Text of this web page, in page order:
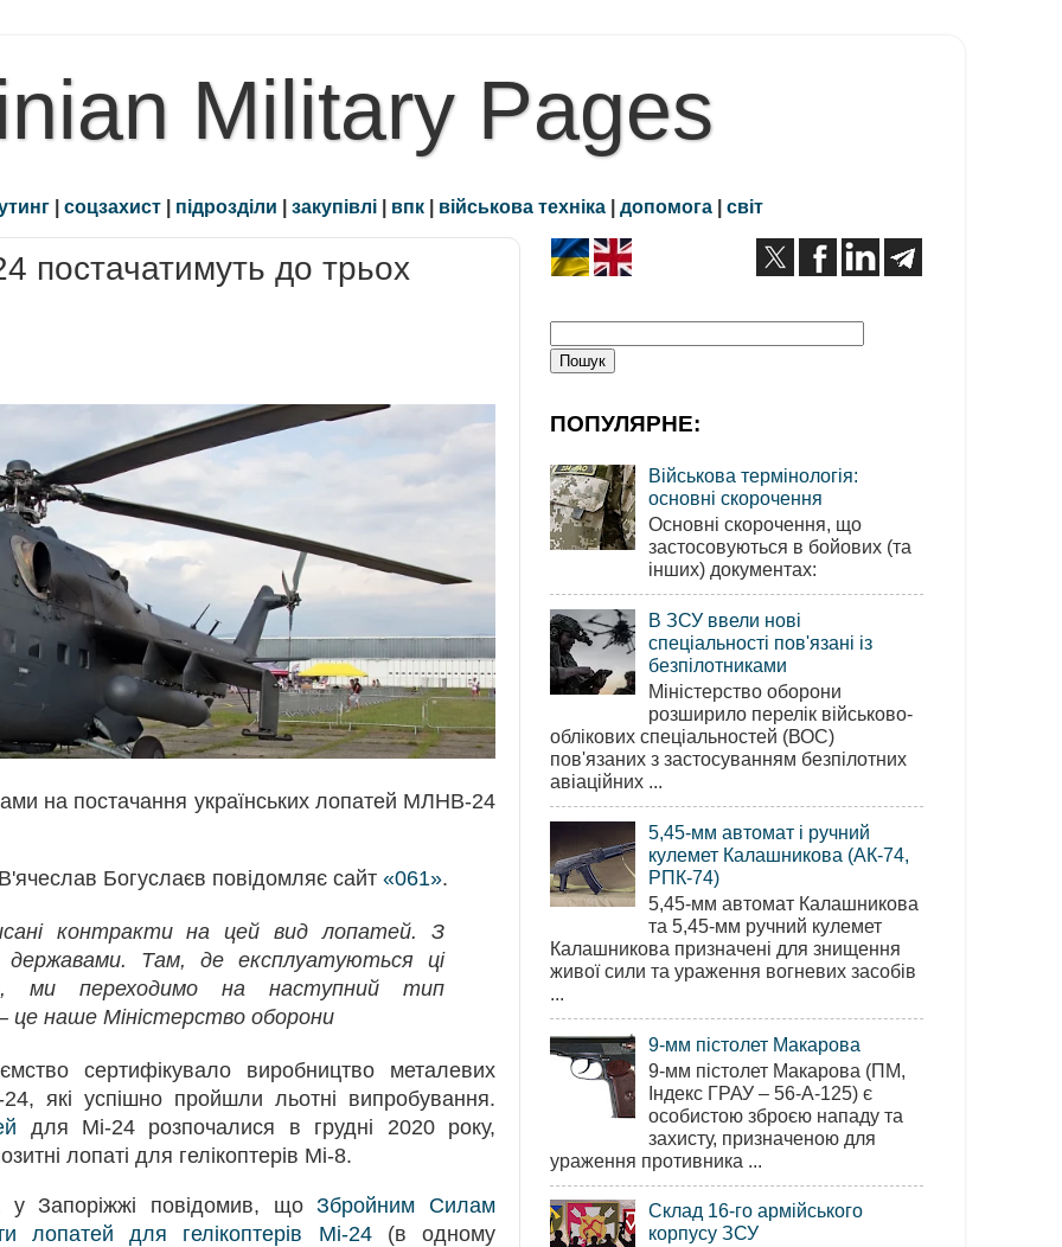
Military Pages
| соцзахист | підрозділи | закупівлі | впк | військова техніка | допомога | світ
постачатимуть до трьох
на постачання українських лопатей МЛНВ-24
Богуслаєв повідомляє сайт «061».
контракти на цей вид лопатей. З
державами. Там, де експлуатуються ці
ми переходимо на наступний тип
це наше Міністерство оборони
сертифікувало виробництво металевих
які успішно пройшли льотні випробування.
для Мі-24 розпочалися в грудні 2020 року,
лопаті для гелікоптерів Мі-8.
у Запоріжжі повідомив, щоЗбройним Силам
лопатей для гелікоптерів Мі-24(в одному
ПОПУЛЯРНЕ:
Військова термінологія:
основні скорочення
Основні скорочення, що
застосовуються в бойових (та
інших) документах:
В ЗСУ ввели нові
спеціальності пов'язані із
безпілотниками
Міністерство оборони
розширило перелік військово-
облікових спеціальностей (ВОС)
пов'язаних з застосуванням безпілотних
авіаційних ...
5,45-мм автомат і ручний
кулемет Калашникова (АК-74,
РПК-74)
5,45-мм автомат Калашникова
та 5,45-мм ручний кулемет
Калашникова призначені для знищення
живої сили та ураження вогневих засобів
...
9-мм пістолет Макарова
9-мм пістолет Макарова (ПМ,
Індекс ГРАУ – 56-А-125) є
особистою зброєю нападу та
захисту, призначеною для
ураження противника ...
Склад 16-го армійського
корпусу ЗСУ